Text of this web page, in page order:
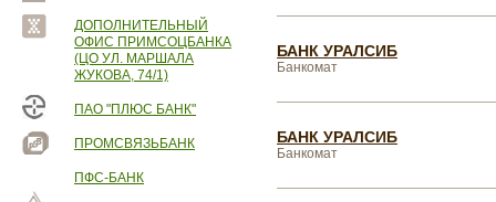
ДОПОЛНИТЕЛЬНЫЙ
ОФИС ПРИМСОЦБАНКА
(ЦО УЛ. МАРШАЛА
ЖУКОВА, 74/1)
ПАО "ПЛЮС БАНК"
ПРОМСВЯЗЬБАНК
ПФС-БАНК
БАНК УРАЛСИБ
Банкомат
БАНК УРАЛСИБ
Банкомат